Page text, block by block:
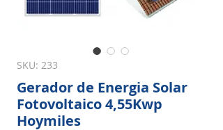
SKU: 233
Gerador de Energia Solar
Fotovoltaico 4,55Kwp
Hoymiles